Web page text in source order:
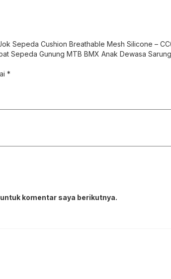
Sepeda Cushion Breathable Mesh Silicone –
Sepeda Gunung MTB BMX Anak Dewasa
*
komentar saya berikutnya.